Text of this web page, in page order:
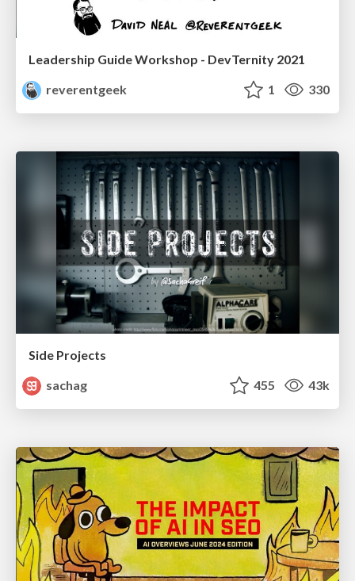
Leadership Guide Workshop - DevTernity 2021
reverentgeek
1 330
Side Projects
sachag
455 43k